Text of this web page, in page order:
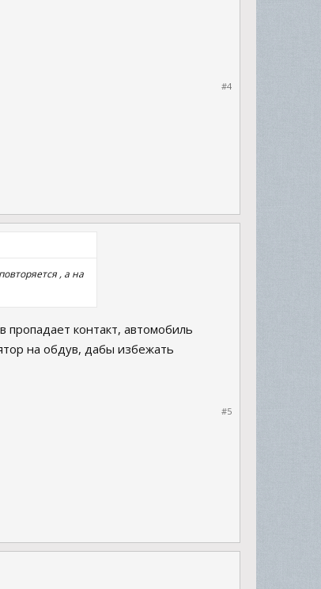
#4
, а на
контакт, автомобиль
на обдув, дабы избежать
#5